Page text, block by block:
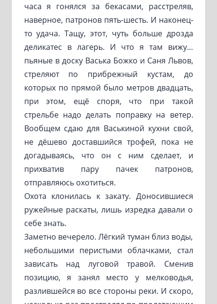
часа я гонялся за бекасами, расстреляв,
наверное, патронов пять-шесть. И наконец-
то удача. Тащу, этот, чуть больше дрозда
деликатес в лагерь. И что я там вижу…
пьяные в доску Васька Божко и Саня Львов,
стреляют по прибрежный кустам, до
которых по прямой было метров двадцать,
при этом, ещё споря, что при такой
стрельбе надо делать поправку на ветер.
Вообщем сдаю для Васькиной кухни свой,
не дёшево доставшийся трофей, пока не
догадываясь, что он с ним сделает, и
прихватив пару пачек патронов,
отправляюсь охотиться.
Охота клонилась к закату. Доносившиеся
ружейные раскаты, лишь изредка давали о
себе знать.
Заметно вечерело. Лёгкий туман близ воды,
небольшими перистыми облачками, стал
зависать над луговой травой. Сменив
позицию, я занял место у мелководья,
разлившейся во все стороны реки. И скоро,